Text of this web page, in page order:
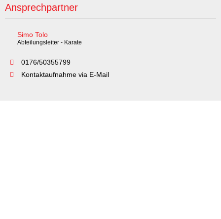
Ansprechpartner
Simo Tolo
Abteilungsleiter - Karate
0176/50355799
Kontaktaufnahme via E-Mail